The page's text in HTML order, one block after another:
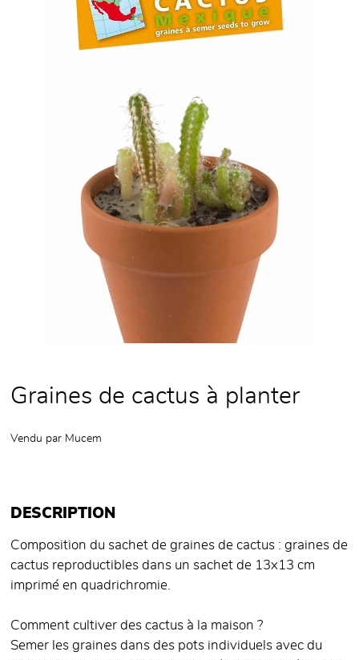
Graines de cactus à planter
Vendu par Mucem
DESCRIPTION
Composition du sachet de graines de cactus : graines de
cactus reproductibles dans un sachet de 13x13 cm
imprimé en quadrichromie.
Comment cultiver des cactus à la maison ?
Semer les graines dans des pots individuels avec du